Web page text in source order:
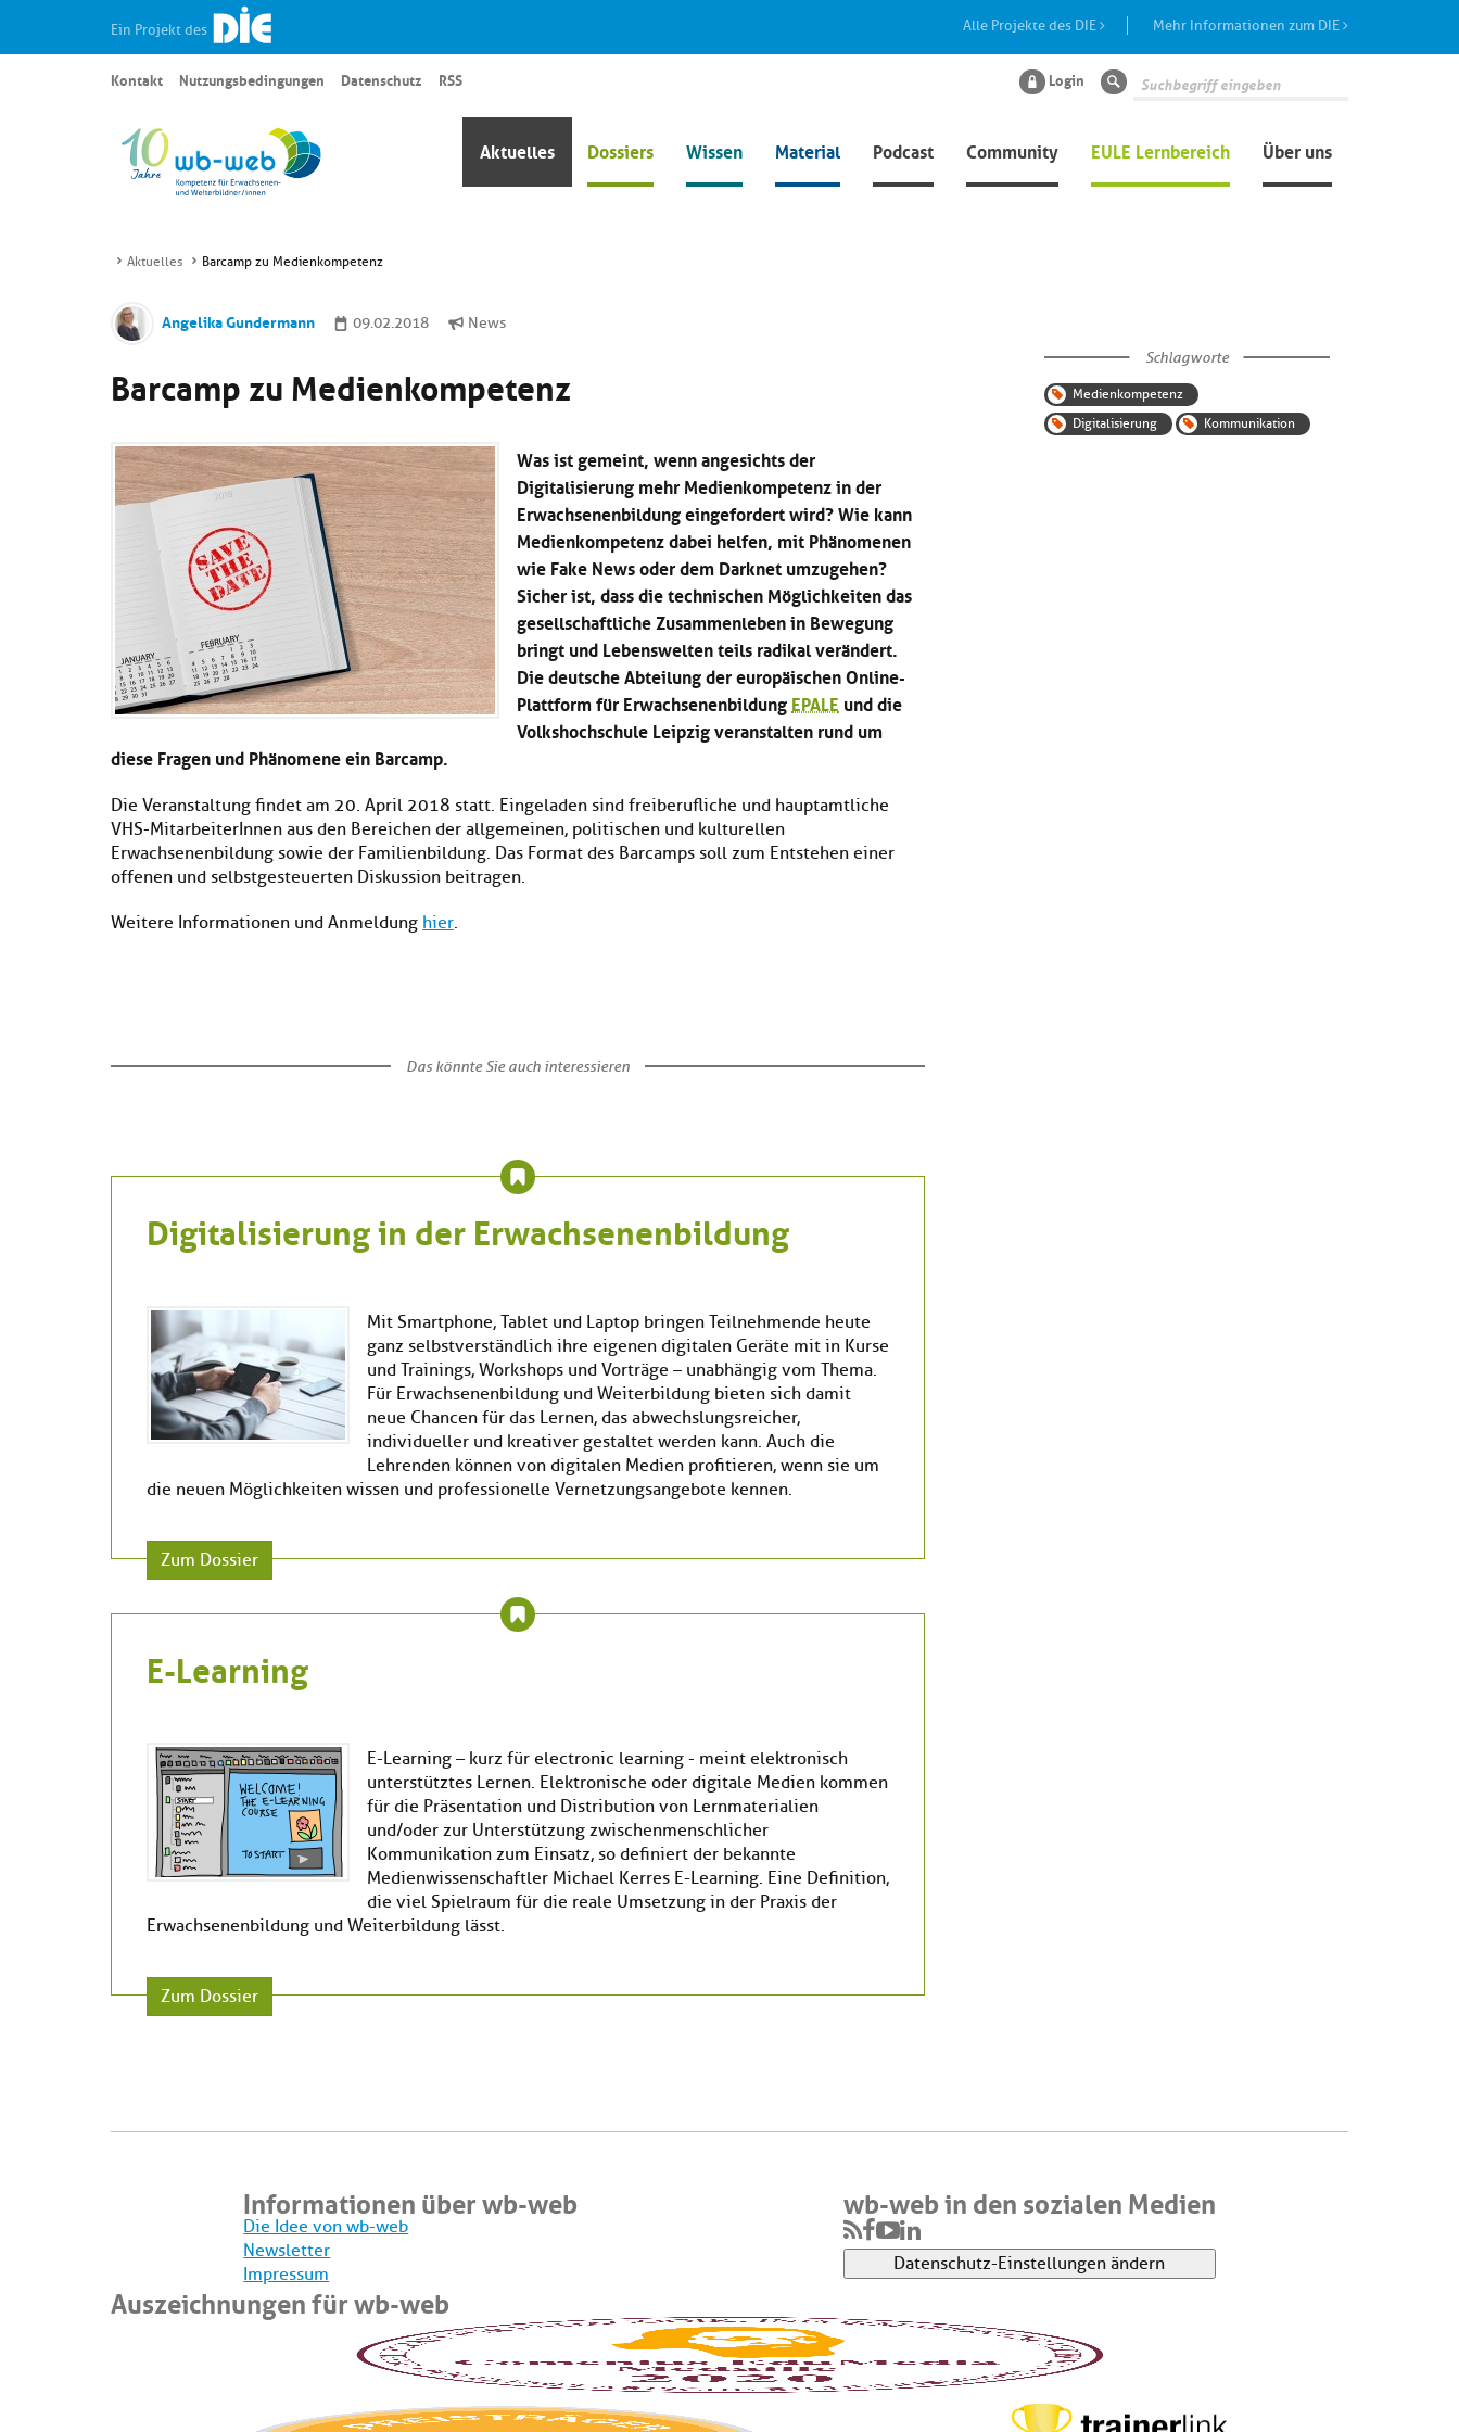
Ein Projekt des Alle Projekte des DIE Mehr Informationen zum DIE
Aktuelles Dossiers Wissen Material Podcast Community EULE Lernbereich Über uns
Kontakt Nutzungsbedingungen Datenschutz RSS Login Suche
Aktuelles Barcamp zu Medienkompetenz
Angelika Gundermann 09.02.2018 News
Barcamp zu Medienkompetenz
Was ist gemeint, wenn angesichts der
Digitalisierung mehr Medienkompetenz in der
Erwachsenenbildung eingefordert wird? Wie kann
Medienkompetenz dabei helfen, mit Phänomenen
wie Fake News oder dem Darknet umzugehen?
Sicher ist, dass die technischen Möglichkeiten das
gesellschaftliche Zusammenleben in Bewegung
bringt und Lebenswelten teils radikal verändert.
Die deutsche Abteilung der europäischen Online-
Plattform für ErwachsenenbildungEPALE und die
Volkshochschule Leipzig veranstalten rund um
diese Fragen und Phänomene ein Barcamp.
Die Veranstaltung findet am 20. April 2018 statt. Eingeladen sind freiberufliche und hauptamtliche
VHS-MitarbeiterInnen aus den Bereichen der allgemeinen, politischen und kulturellen
Erwachsenenbildung sowie der Familienbildung. Das Format des Barcamps soll zum Entstehen einer
offenen und selbstgesteuerten Diskussion beitragen.
Weitere Informationen und Anmeldung hier.
Das könnte Sie auch interessieren
Digitalisierung in der Erwachsenenbildung
Mit Smartphone, Tablet und Laptop bringen Teilnehmende heute
ganz selbstverständlich ihre eigenen digitalen Geräte mit in Kurse
und Trainings, Workshops und Vorträge – unabhängig vom Thema.
Für Erwachsenenbildung und Weiterbildung bieten sich damit
neue Chancen für das Lernen, das abwechslungsreicher,
individueller und kreativer gestaltet werden kann. Auch die
Lehrenden können von digitalen Medien profitieren, wenn sie um
die neuen Möglichkeiten wissen und professionelle Vernetzungsangebote kennen.
Zum Dossier
E-Learning
E-Learning – kurz für electronic learning - meint elektronisch
unterstütztes Lernen. Elektronische oder digitale Medien kommen
für die Präsentation und Distribution von Lernmaterialien
und/oder zur Unterstützung zwischenmenschlicher
Kommunikation zum Einsatz, so definiert der bekannte
Medienwissenschaftler Michael Kerres E-Learning. Eine Definition,
die viel Spielraum für die reale Umsetzung in der Praxis der
Erwachsenenbildung und Weiterbildung lässt.
Zum Dossier
Schlagworte
Medienkompetenz
Digitalisierung
Kommunikation
Informationen über wb-web
Die Idee von wb-web
Newsletter
Impressum
wb-web in den sozialen Medien
Datenschutz-Einstellungen ändern
Auszeichnungen für wb-web